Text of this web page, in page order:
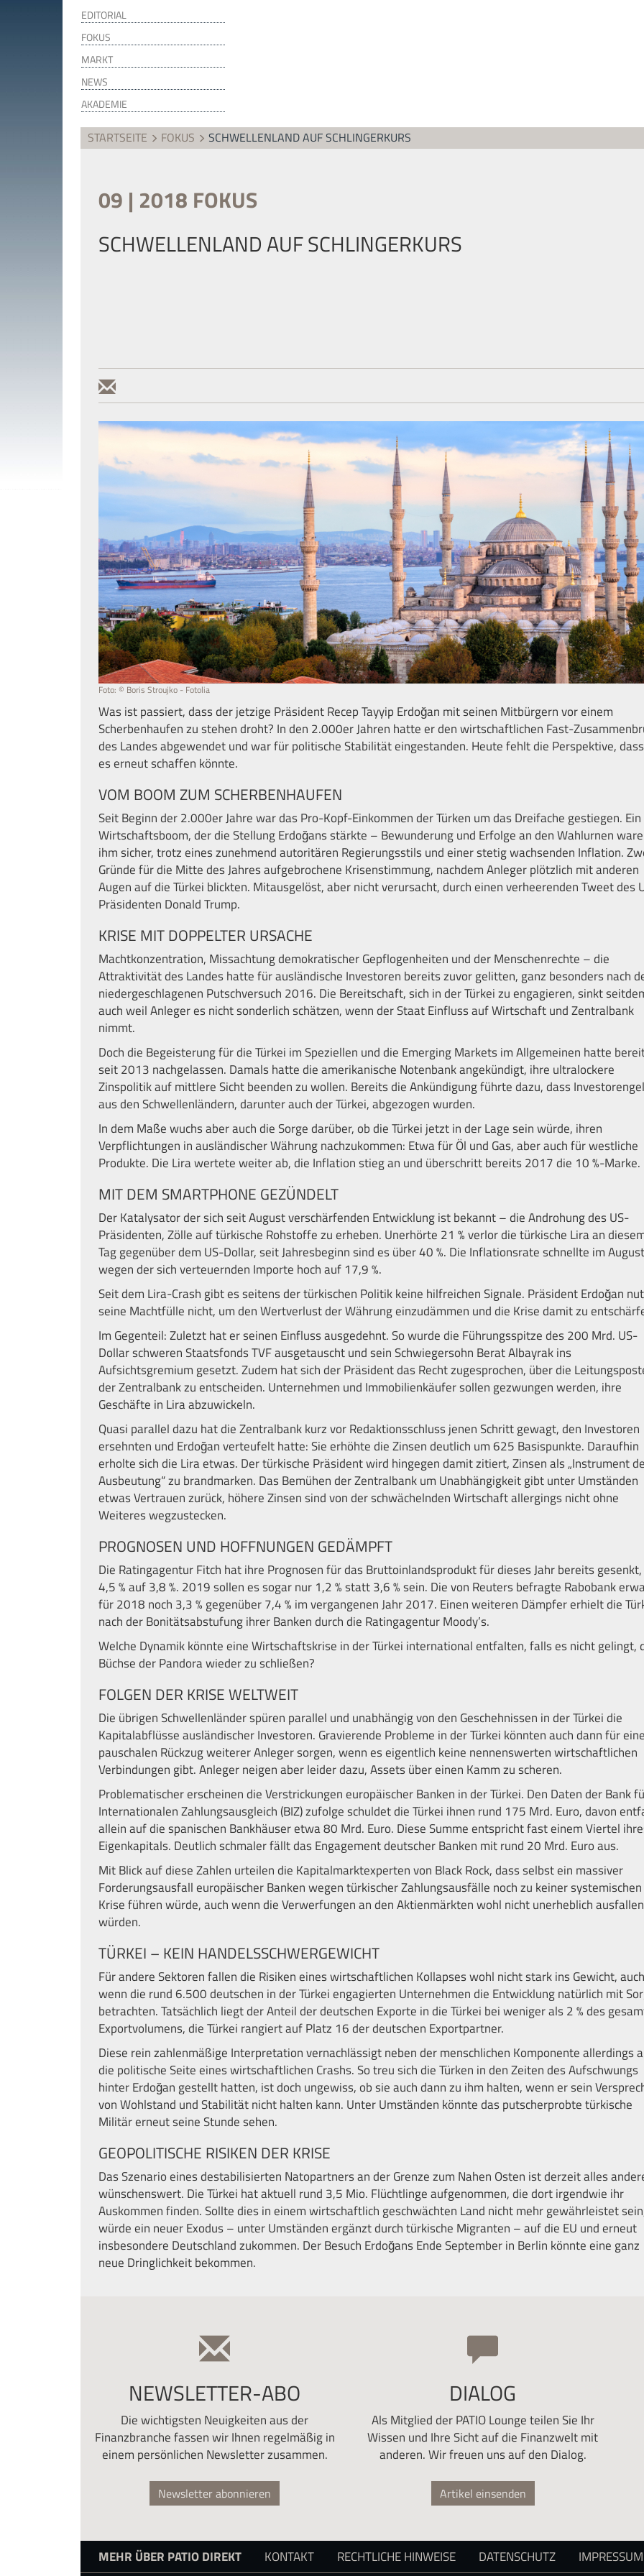
EDITORIAL
FOKUS
MARKT
NEWS
AKADEMIE
STARTSEITE FOKUS SCHWELLENLAND AUF SCHLINGERKURS
09 | 2018 FOKUS
SCHWELLENLAND AUF SCHLINGERKURS
Foto: © Boris Stroujko - Fotolia
Was ist passiert, dass der jetzige Präsident Recep Tayyip Erdoğan mit seinen Mitbürgern vor einem
Scherbenhaufen zu stehen droht? In den 2.000er Jahren hatte er den wirtschaftlichen Fast-
des Landes abgewendet und war für politische Stabilität eingestanden. Heute fehlt die Perspektive,
es erneut schaffen könnte.
VOM BOOM ZUM SCHERBENHAUFEN
Seit Beginn der 2.000er Jahre war das Pro-Kopf-Einkommen der Türken um das Dreifache gestiegen. Ein
Wirtschaftsboom, der die Stellung Erdoğans stärkte – Bewunderung und Erfolge an den Wahlurnen
ihm sicher, trotz eines zunehmend autoritären Regierungsstils und einer stetig wachsenden Inflation.
Gründe für die Mitte des Jahres aufgebrochene Krisenstimmung, nachdem Anleger plötzlich mit anderen
Augen auf die Türkei blickten. Mitausgelöst, aber nicht verursacht, durch einen verheerenden Tweet des
Präsidenten Donald Trump.
KRISE MIT DOPPELTER URSACHE
Machtkonzentration, Missachtung demokratischer Gepflogenheiten und der Menschenrechte – die
Attraktivität des Landes hatte für ausländische Investoren bereits zuvor gelitten, ganz besonders nach
niedergeschlagenen Putschversuch 2016. Die Bereitschaft, sich in der Türkei zu engagieren, sinkt
auch weil Anleger es nicht sonderlich schätzen, wenn der Staat Einfluss auf Wirtschaft und Zentralbank
nimmt.
Doch die Begeisterung für die Türkei im Speziellen und die Emerging Markets im Allgemeinen hatte
seit 2013 nachgelassen. Damals hatte die amerikanische Notenbank angekündigt, ihre ultralockere
Zinspolitik auf mittlere Sicht beenden zu wollen. Bereits die Ankündigung führte dazu, dass
aus den Schwellenländern, darunter auch der Türkei, abgezogen wurden.
In dem Maße wuchs aber auch die Sorge darüber, ob die Türkei jetzt in der Lage sein würde, ihren
Verpflichtungen in ausländischer Währung nachzukommen: Etwa für Öl und Gas, aber auch für westliche
Produkte. Die Lira wertete weiter ab, die Inflation stieg an und überschritt bereits 2017 die 10 %-Marke.
MIT DEM SMARTPHONE GEZÜNDELT
Der Katalysator der sich seit August verschärfenden Entwicklung ist bekannt – die Androhung des US-
Präsidenten, Zölle auf türkische Rohstoffe zu erheben. Unerhörte 21 % verlor die türkische Lira an
Tag gegenüber dem US-Dollar, seit Jahresbeginn sind es über 40 %. Die Inflationsrate schnellte im August
wegen der sich verteuernden Importe hoch auf 17,9 %.
Seit dem Lira-Crash gibt es seitens der türkischen Politik keine hilfreichen Signale. Präsident Erdoğan
seine Machtfülle nicht, um den Wertverlust der Währung einzudämmen und die Krise damit zu
Im Gegenteil: Zuletzt hat er seinen Einfluss ausgedehnt. So wurde die Führungsspitze des 200 Mrd. US-
Dollar schweren Staatsfonds TVF ausgetauscht und sein Schwiegersohn Berat Albayrak ins
Aufsichtsgremium gesetzt. Zudem hat sich der Präsident das Recht zugesprochen, über die
der Zentralbank zu entscheiden. Unternehmen und Immobilienkäufer sollen gezwungen werden, ihre
Geschäfte in Lira abzuwickeln.
Quasi parallel dazu hat die Zentralbank kurz vor Redaktionsschluss jenen Schritt gewagt, den Investoren
ersehnten und Erdoğan verteufelt hatte: Sie erhöhte die Zinsen deutlich um 625 Basispunkte. Daraufhin
erholte sich die Lira etwas. Der türkische Präsident wird hingegen damit zitiert, Zinsen als „Instrument
Ausbeutung“ zu brandmarken. Das Bemühen der Zentralbank um Unabhängigkeit gibt unter Umständen
etwas Vertrauen zurück, höhere Zinsen sind von der schwächelnden Wirtschaft allergings nicht ohne
Weiteres wegzustecken.
PROGNOSEN UND HOFFNUNGEN GEDÄMPFT
Die Ratingagentur Fitch hat ihre Prognosen für das Bruttoinlandsprodukt für dieses Jahr bereits
4,5 % auf 3,8 %. 2019 sollen es sogar nur 1,2 % statt 3,6 % sein. Die von Reuters befragte Rabobank
für 2018 noch 3,3 % gegenüber 7,4 % im vergangenen Jahr 2017. Einen weiteren Dämpfer erhielt die
nach der Bonitätsabstufung ihrer Banken durch die Ratingagentur Moody’s.
Welche Dynamik könnte eine Wirtschaftskrise in der Türkei international entfalten, falls es nicht gelingt,
Büchse der Pandora wieder zu schließen?
FOLGEN DER KRISE WELTWEIT
Die übrigen Schwellenländer spüren parallel und unabhängig von den Geschehnissen in der Türkei die
Kapitalabflüsse ausländischer Investoren. Gravierende Probleme in der Türkei könnten auch dann für
pauschalen Rückzug weiterer Anleger sorgen, wenn es eigentlich keine nennenswerten wirtschaftlichen
Verbindungen gibt. Anleger neigen aber leider dazu, Assets über einen Kamm zu scheren.
Problematischer erscheinen die Verstrickungen europäischer Banken in der Türkei. Den Daten der Bank
Internationalen Zahlungsausgleich (BIZ) zufolge schuldet die Türkei ihnen rund 175 Mrd. Euro, davon
allein auf die spanischen Bankhäuser etwa 80 Mrd. Euro. Diese Summe entspricht fast einem Viertel
Eigenkapitals. Deutlich schmaler fällt das Engagement deutscher Banken mit rund 20 Mrd. Euro aus.
Mit Blick auf diese Zahlen urteilen die Kapitalmarktexperten von Black Rock, dass selbst ein massiver
Forderungsausfall europäischer Banken wegen türkischer Zahlungsausfälle noch zu keiner systemischen
Krise führen würde, auch wenn die Verwerfungen an den Aktienmärkten wohl nicht unerheblich ausfallen
würden.
TÜRKEI – KEIN HANDELSSCHWERGEWICHT
Für andere Sektoren fallen die Risiken eines wirtschaftlichen Kollapses wohl nicht stark ins Gewicht, auch
wenn die rund 6.500 deutschen in der Türkei engagierten Unternehmen die Entwicklung natürlich mit
betrachten. Tatsächlich liegt der Anteil der deutschen Exporte in die Türkei bei weniger als 2 % des
Exportvolumens, die Türkei rangiert auf Platz 16 der deutschen Exportpartner.
Diese rein zahlenmäßige Interpretation vernachlässigt neben der menschlichen Komponente allerdings
die politische Seite eines wirtschaftlichen Crashs. So treu sich die Türken in den Zeiten des Aufschwungs
hinter Erdoğan gestellt hatten, ist doch ungewiss, ob sie auch dann zu ihm halten, wenn er sein
von Wohlstand und Stabilität nicht halten kann. Unter Umständen könnte das putscherprobte türkische
Militär erneut seine Stunde sehen.
GEOPOLITISCHE RISIKEN DER KRISE
Das Szenario eines destabilisierten Natopartners an der Grenze zum Nahen Osten ist derzeit alles
wünschenswert. Die Türkei hat aktuell rund 3,5 Mio. Flüchtlinge aufgenommen, die dort irgendwie ihr
Auskommen finden. Sollte dies in einem wirtschaftlich geschwächten Land nicht mehr gewährleistet
würde ein neuer Exodus – unter Umständen ergänzt durch türkische Migranten – auf die EU und erneut
insbesondere Deutschland zukommen. Der Besuch Erdoğans Ende September in Berlin könnte eine ganz
neue Dringlichkeit bekommen.
NEWSLETTER-ABO
Die wichtigsten Neuigkeiten aus der
Finanzbranche fassen wir Ihnen regelmäßig in
einem persönlichen Newsletter zusammen.
Newsletter abonnieren
DIALOG
Als Mitglied der PATIO Lounge teilen Sie Ihr
Wissen und Ihre Sicht auf die Finanzwelt mit
anderen. Wir freuen uns auf den Dialog.
Artikel einsenden
MEHR ÜBER PATIO DIREKT KONTAKT RECHTLICHE HINWEISE DATENSCHUTZ IMPRESSUM